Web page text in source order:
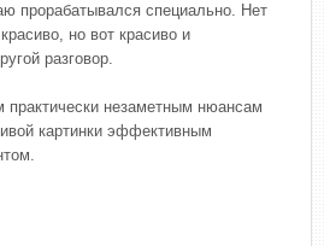
прорабатывался специально. Нет
но вот красиво и
разговор.
практически незаметным нюансам
картинки эффективным